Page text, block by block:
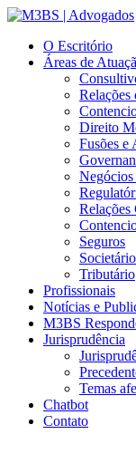
O Escritório
Áreas de
Relações
Direito
Fusões e
Relações
Seguros
Societário
Tributário
Profissionais
Notícias e
M3BS
Jurisprudência
Temas
Chatbot
Contato